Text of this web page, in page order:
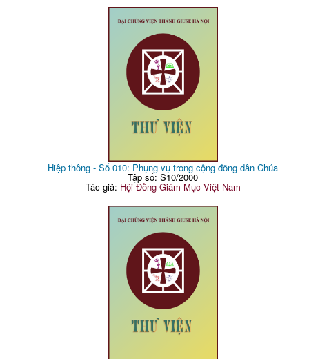
Hiệp thông - Số 010: Phụng vụ trong cộng đồng dân Chúa
Tập số: S10/2000
Tác giả: Hội Đồng Giám Mục Việt Nam